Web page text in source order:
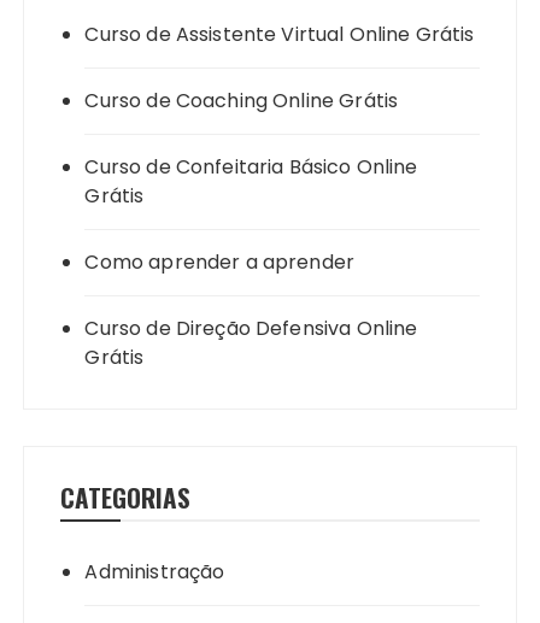
Curso de Assistente Virtual Online Grátis
Curso de Coaching Online Grátis
Curso de Confeitaria Básico Online
Grátis
Como aprender a aprender
Curso de Direção Defensiva Online
Grátis
CATEGORIAS
Administração